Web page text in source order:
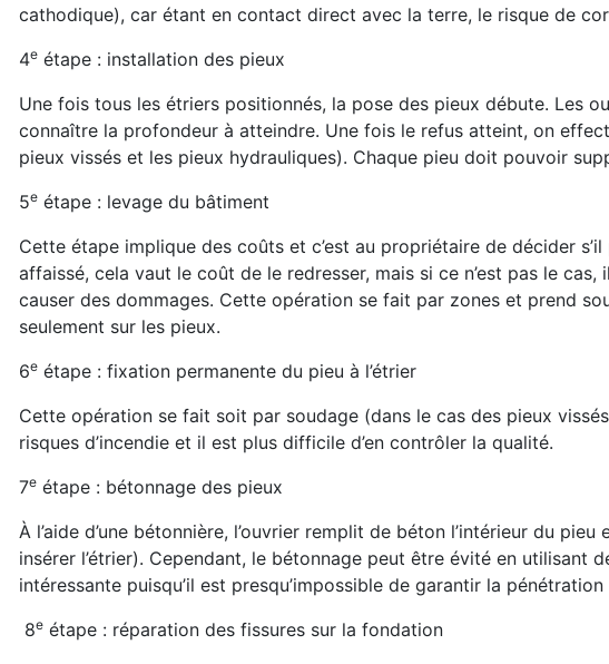
cathodique), car étant en contact direct avec la terre, le risque de
4e étape : installation des pieux
Une fois tous les étriers positionnés, la pose des pieux débute. Les
connaître la profondeur à atteindre. Une fois le refus atteint, on
pieux vissés et les pieux hydrauliques). Chaque pieu doit pouvoir
5e étape : levage du bâtiment
Cette étape implique des coûts et c’est au propriétaire de décider
affaissé, cela vaut le coût de le redresser, mais si ce n’est pas le
causer des dommages. Cette opération se fait par zones et prend
seulement sur les pieux.
6e étape : fixation permanente du pieu à l’étrier
Cette opération se fait soit par soudage (dans le cas des pieux
risques d’incendie et il est plus difficile d’en contrôler la qualité.
7e étape : bétonnage des pieux
À l’aide d’une bétonnière, l’ouvrier remplit de béton l’intérieur du
insérer l’étrier). Cependant, le bétonnage peut être évité en utilisant
intéressante puisqu’il est presqu’impossible de garantir la
8e étape : réparation des fissures sur la fondation